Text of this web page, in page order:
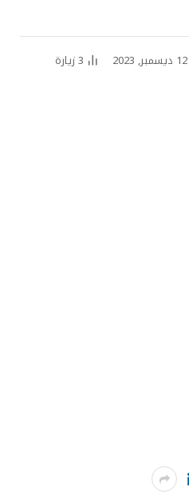
12 ديسمبر, 2023 3زيارة